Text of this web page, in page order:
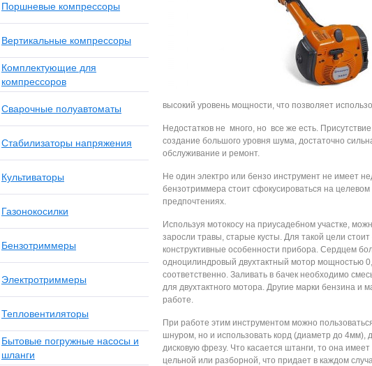
Поршневые компрессоры
Вертикальные компрессоры
Комплектующие для
компрессоров
Сварочные полуавтоматы
Стабилизаторы напряжения
Культиваторы
Газонокосилки
Бензотриммеры
Электротриммеры
Тепловентиляторы
Бытовые погружные насосы и
шланги
высокий уровень мощности, что позволяет
Недостатков не много, но все же есть.
создание большого уровня шума, достаточно
обслуживание и ремонт.
Не один электро или бензо инструмент не имеет
бензотриммера стоит сфокусироваться на целевом
предпочтениях.
Используя мотокосу на приусадебном участке,
заросли травы, старые кусты. Для такой цели
конструктивные особенности прибора. Сердцем
одноцилиндровый двухтактный мотор мощностью
соответственно. Заливать в бачек необходимо
для двухтактного мотора. Другие марки бензина и
работе.
При работе этим инструментом можно
шнуром, но и использовать корд (диаметр до 4мм),
дисковую фрезу. Что касается штанги, то она
цельной или разборной, что придает в каждом